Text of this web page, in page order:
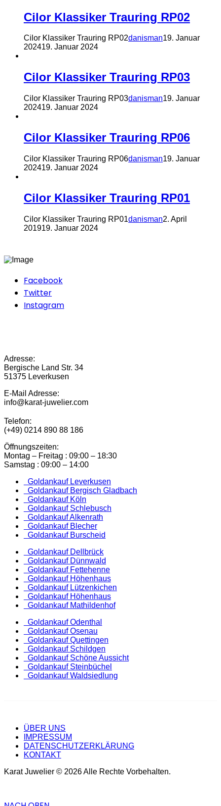
Cilor Klassiker Trauring RP02
Cilor Klassiker Trauring RP02danisman19. Januar
202419. Januar 2024
Cilor Klassiker Trauring RP03
Cilor Klassiker Trauring RP03danisman19. Januar
202419. Januar 2024
Cilor Klassiker Trauring RP06
Cilor Klassiker Trauring RP06danisman19. Januar
202419. Januar 2024
Cilor Klassiker Trauring RP01
Cilor Klassiker Trauring RP01danisman2. April
201919. Januar 2024
Facebook
Twitter
Instagram
Adresse:
Bergische Land Str. 34
51375 Leverkusen
E-Mail Adresse:
info@karat-juwelier.com
Telefon:
(+49) 0214 890 88 186
Öffnungszeiten:
Montag – Freitag : 09:00 – 18:30
Samstag : 09:00 – 14:00
Goldankauf Leverkusen
Goldankauf Bergisch Gladbach
Goldankauf Köln
Goldankauf Schlebusch
Goldankauf Alkenrath
Goldankauf Blecher
Goldankauf Burscheid
Goldankauf Dellbrück
Goldankauf Dünnwald
Goldankauf Fettehenne
Goldankauf Höhenhaus
Goldankauf Lützenkichen
Goldankauf Höhenhaus
Goldankauf Mathildenhof
Goldankauf Odenthal
Goldankauf Osenau
Goldankauf Quettingen
Goldankauf Schildgen
Goldankauf Schöne Aussicht
Goldankauf Steinbüchel
Goldankauf Waldsiedlung
ÜBER UNS
IMPRESSUM
DATENSCHUTZERKLÄRUNG
KONTAKT
Karat Juwelier © 2026 Alle Rechte Vorbehalten.